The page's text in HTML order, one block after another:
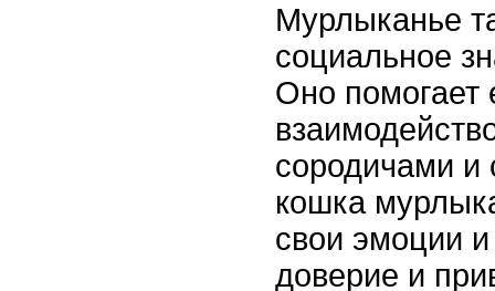
Мурлыканье
социальное
Оно помогает
сородичами и
кошка
свои эмоции
доверие и